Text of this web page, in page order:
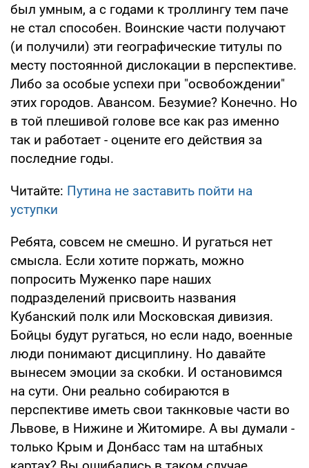
был умным, а с годами к троллингу тем паче
не стал способен. Воинские части получают
(и получили) эти географические титулы по
месту постоянной дислокации в перспективе.
Либо за особые успехи при "освобождении"
этих городов. Авансом. Безумие? Конечно. Но
в той плешивой голове все как раз именно
так и работает - оцените его действия за
последние годы.
Читайте: Путина не заставить пойти на
уступки
Ребята, совсем не смешно. И ругаться нет
смысла. Если хотите поржать, можно
попросить Муженко паре наших
подразделений присвоить названия
Кубанский полк или Московская дивизия.
Бойцы будут ругаться, но если надо, военные
люди понимают дисциплину. Но давайте
вынесем эмоции за скобки. И остановимся
на сути. Они реально собираются в
перспективе иметь свои такнковые части во
Львове, в Нижине и Житомире. А вы думали -
только Крым и Донбасс там на штабных